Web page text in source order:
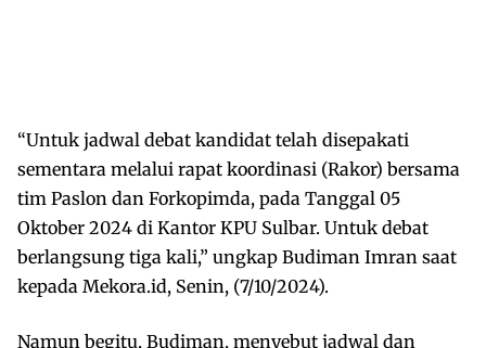
“Untuk jadwal debat kandidat telah disepakati
sementara melalui rapat koordinasi (Rakor) bersama
tim Paslon dan Forkopimda, pada Tanggal 05
Oktober 2024 di Kantor KPU Sulbar. Untuk debat
berlangsung tiga kali,” ungkap Budiman Imran saat
kepada Mekora.id, Senin, (7/10/2024).
Namun begitu, Budiman, menyebut jadwal dan